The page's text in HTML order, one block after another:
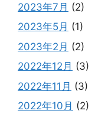
2023年7月 (2)
2023年5月 (1)
2023年2月 (2)
2022年12月 (3)
2022年11月 (3)
2022年10月 (2)